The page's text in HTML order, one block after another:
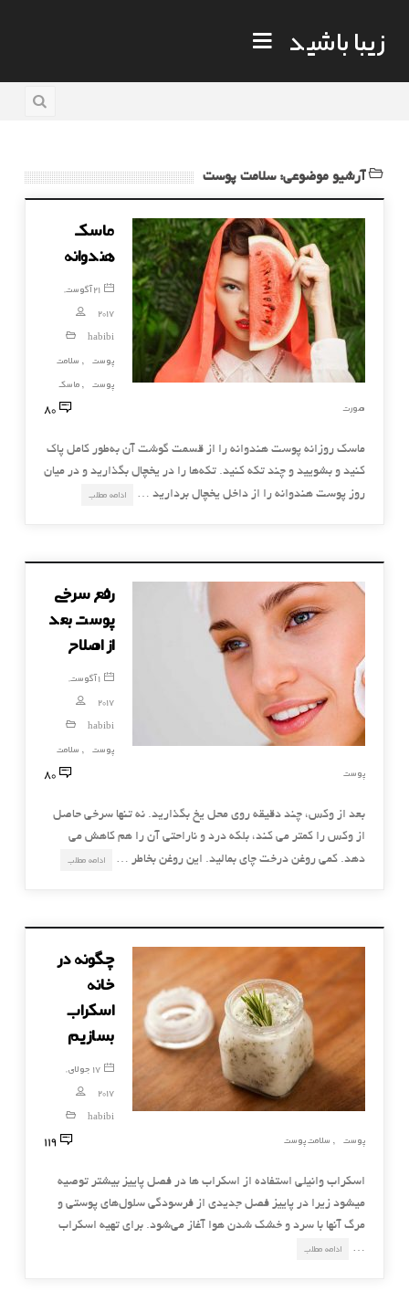
زیبا باشید
آرشیو موضوعی: سلامت پوست
ماسک
هندوانه
21 آگوست,
2017
habibi
پوست
, سلامت
پوست
, ماسک
صورت
80
ماسك روزانه پوست هندوانه را از قسمت گوشت آن به‌طور كامل پاك
كنيد و بشوييد و چند تكه كنيد. تكه‌ها را در يخچال بگذاريد و در ميان
روز پوست هندوانه را از داخل يخچال برداريد …
ادامه مطلب
رفع سرخی
پوست بعد
از اصلاح
1 آگوست,
2017
habibi
پوست
, سلامت
پوست
80
بعد از وکس، چند دقیقه روی محل یخ بگذارید. نه تنها سرخی حاصل
از وکس را کمتر می کند، بلکه درد و ناراحتی آن را هم کاهش می
دهد. کمی روغن درخت چای بمالید. این روغن بخاطر …
ادامه مطلب
چگونه در
خانه
اسکراب
بسازیم
17 جولای,
2017
habibi
پوست
, سلامت پوست 119
اسكراب وانیلی استفاده از اسکراب ها در فصل پاییز بیشتر توصیه
میشود زیرا در پاییز فصل جدیدی از فرسودگی سلول‌های پوستی و
مرگ آنها با سرد و خشك شدن هوا آغاز می‌شود. برای تهیه اسكراب
…
ادامه مطلب